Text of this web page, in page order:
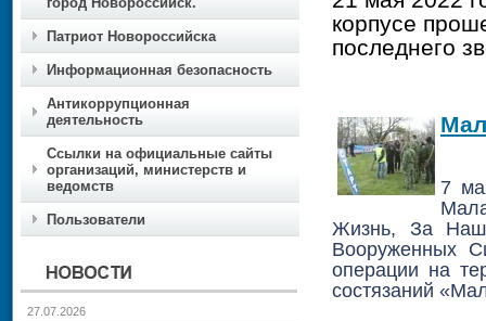
Патриот Новороссийска
Информационная безопасность
Антикоррупционная
деятельность
Ссылки на официальные сайты
организаций, министерств и
ведомств
Пользователи
27.07.2026
корпусе
последнего
7
Жизнь, За
Вооруженных
операции на
состязаний